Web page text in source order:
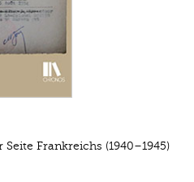
Frankreichs (1940–1945)